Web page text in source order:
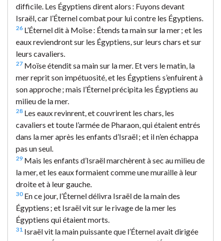
difficile. Les Égyptiens dirent alors : Fuyons devant
Israël, car l’Éternel combat pour lui contre les Égyptiens.
26 L’Éternel dit à Moïse : Étends ta main sur la mer ; et les
eaux reviendront sur les Égyptiens, sur leurs chars et sur
leurs cavaliers.
27 Moïse étendit sa main sur la mer. Et vers le matin, la
mer reprit son impétuosité, et les Égyptiens s’enfuirent à
son approche ; mais l’Éternel précipita les Égyptiens au
milieu de la mer.
28 Les eaux revinrent, et couvrirent les chars, les
cavaliers et toute l’armée de Pharaon, qui étaient entrés
dans la mer après les enfants d’Israël ; et il n’en échappa
pas un seul.
29 Mais les enfants d’Israël marchèrent à sec au milieu de
la mer, et les eaux formaient comme une muraille à leur
droite et à leur gauche.
30En ce jour, l’Éternel délivra Israël de la main des
Égyptiens ; et Israël vit sur le rivage de la mer les
Égyptiens qui étaient morts.
31 Israël vit la main puissante que l’Éternel avait dirigée